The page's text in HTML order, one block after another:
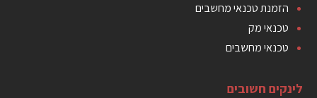
הזמנת טכנאי מחשבים
טכנאי מק
טכנאי מחשבים
לינקים חשובים